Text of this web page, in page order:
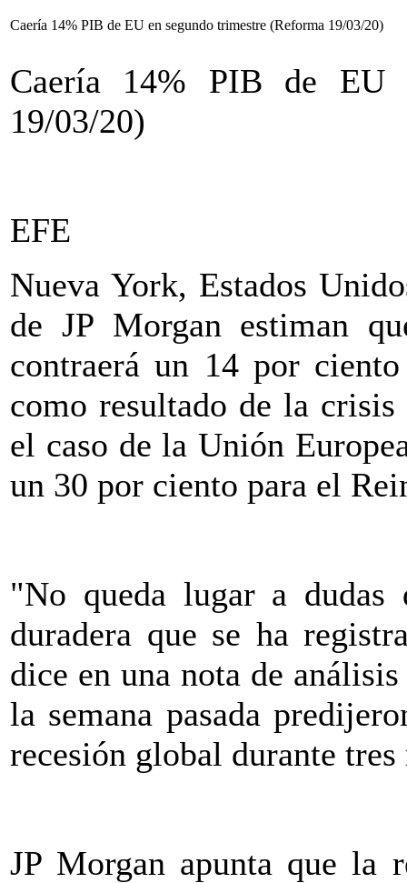
Caería 14% PIB de EU en segundo trimestre (Reforma 19/03/20)
Caería 14% PIB de EU
19/03/20)
EFE
Nueva York, Estados
de JP Morgan estiman
contraerá un 14 por
como resultado de la
el caso de la Unión
un 30 por ciento para el
"No queda lugar a dudas
duradera que se ha
dice en una nota de
la semana pasada
recesión global durante
JP Morgan apunta que la